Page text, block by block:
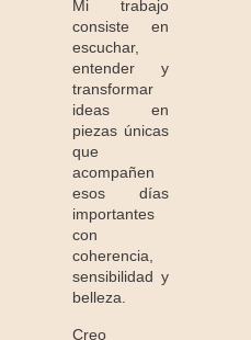
Mi trabajo
consiste en
escuchar,
entender y
transformar
ideas en
piezas únicas
que
acompañen
esos días
importantes
con
coherencia,
sensibilidad y
belleza.
Creo